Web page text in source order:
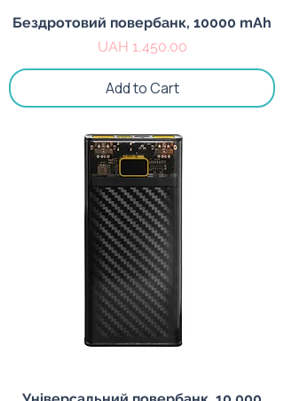
Бездротовий повербанк, 10000 mAh
Price
UAH 1,450.00
Add to Cart